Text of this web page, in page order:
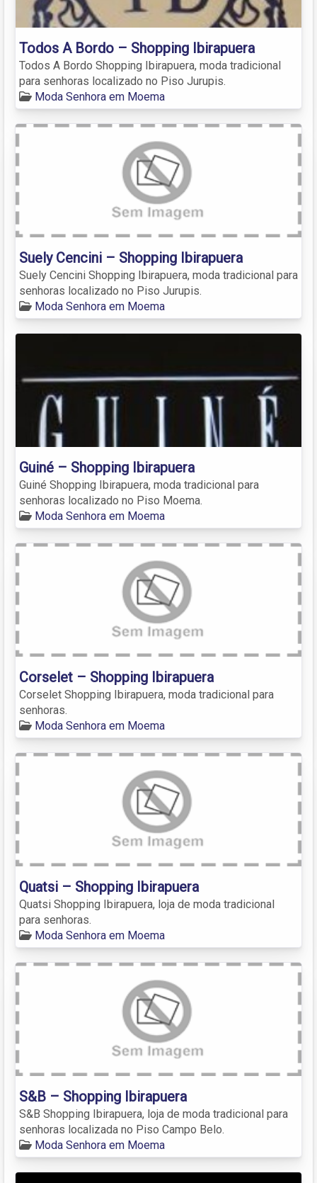
Todos A Bordo – Shopping Ibirapuera
Todos A Bordo Shopping Ibirapuera, moda tradicional
para senhoras localizado no Piso Jurupis.
Moda Senhora em Moema
Suely Cencini – Shopping Ibirapuera
Suely Cencini Shopping Ibirapuera, moda tradicional para
senhoras localizado no Piso Jurupis.
Moda Senhora em Moema
Guiné – Shopping Ibirapuera
Guiné Shopping Ibirapuera, moda tradicional para
senhoras localizado no Piso Moema.
Moda Senhora em Moema
Corselet – Shopping Ibirapuera
Corselet Shopping Ibirapuera, moda tradicional para
senhoras.
Moda Senhora em Moema
Quatsi – Shopping Ibirapuera
Quatsi Shopping Ibirapuera, loja de moda tradicional
para senhoras.
Moda Senhora em Moema
S&B – Shopping Ibirapuera
S&B Shopping Ibirapuera, loja de moda tradicional para
senhoras localizada no Piso Campo Belo.
Moda Senhora em Moema